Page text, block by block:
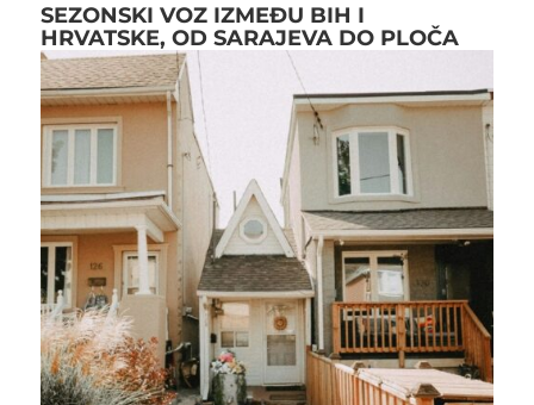
SEZONSKI VOZ IZMEĐU BIH I
HRVATSKE, OD SARAJEVA DO PLOČA